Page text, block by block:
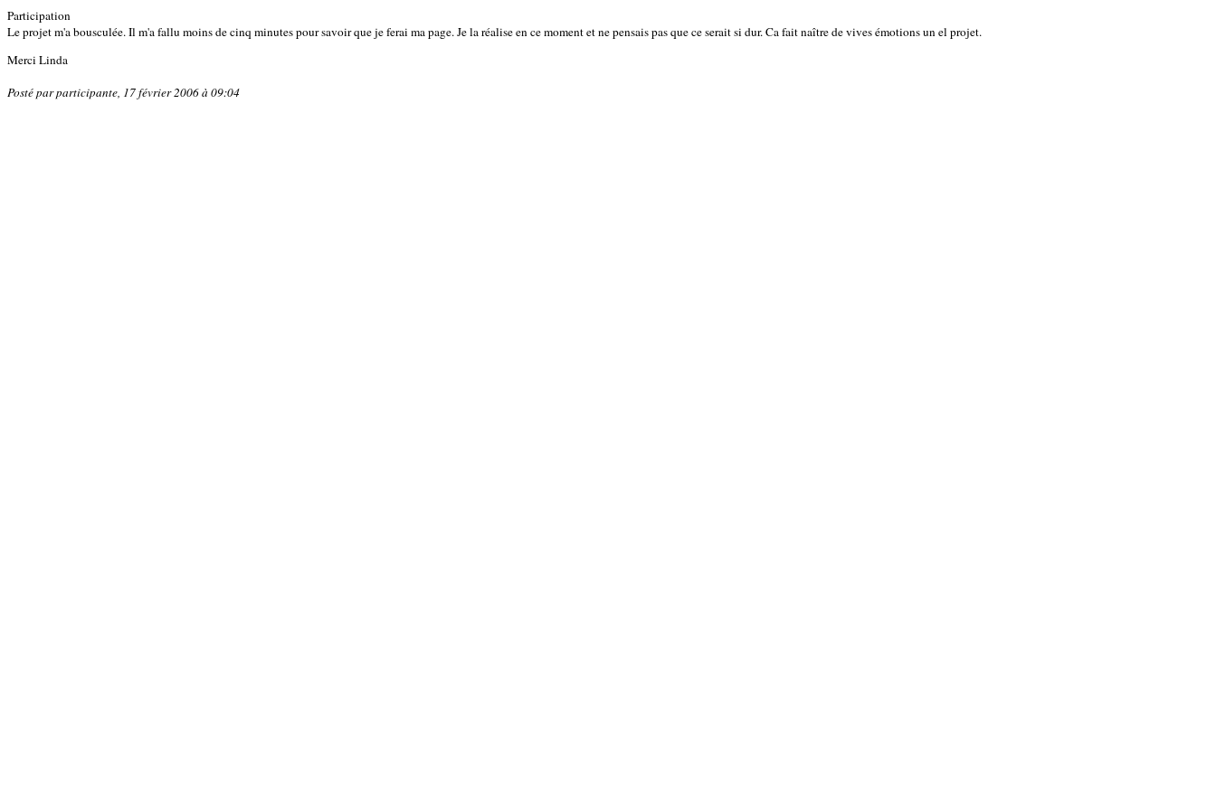
Participation
Le projet m'a bousculée. Il m'a fallu moins de cinq minutes pour savoir que je ferai ma page. Je la réalise en ce moment et ne pensais pas que ce serait si dur. Ca fait naître de vives émotions un el projet.
Merci Linda
Posté par participante, 17 février 2006 à 09:04